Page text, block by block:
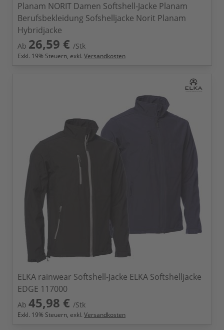
Planam NORIT Damen Softshell-Jacke Planam
Berufsbekleidung Sofshelljacke Norit Planam
Hybridjacke
Ab 26,59 € /Stk
Exkl. 19% Steuern, exkl. Versandkosten
ELKA rainwear Softshell-Jacke ELKA Softshelljacke
EDGE 117000
Ab 45,98 € /Stk
Exkl. 19% Steuern, exkl. Versandkosten